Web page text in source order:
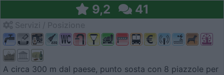
9,2 41
A circa 300 m dal paese, punto sosta con 8 piazzole per